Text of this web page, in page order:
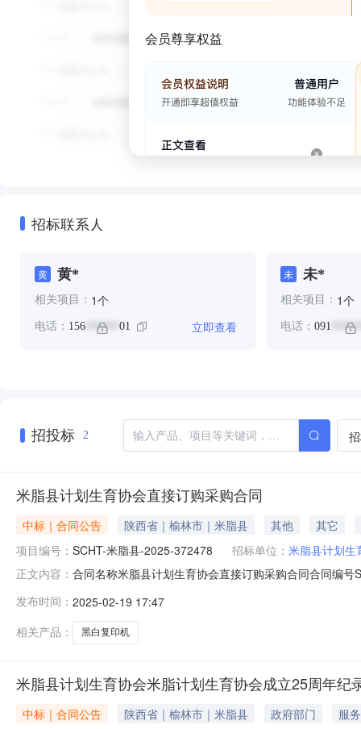
会员尊享权益
招标联系人
黄 黄*
相关项目： 1个
电话： 156 ****** 01 立即查看
未 未*
相关项目： 1个
电话： 091
招投标 2
米脂县计划生育协会直接订购采购合同
中标｜合同公告 陕西省｜榆林市｜米脂县 其他
其它
项目编号： SCHT-米脂县-2025-372478 招标单位： 米脂县计划生
正文内容： 合同名称米脂县计划生育协会直接订购采购合同合同编
人发布的，陕西省政府采购网表示内容概不负责，亦不
发布时间： 2025-02-19 17:47
相关产品：
黑白复印机
米脂县计划生育协会米脂计划生育协会成立25周年纪
中标｜合同公告 陕西省｜榆林市｜米脂县 政府部门
服务